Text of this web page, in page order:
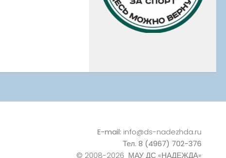
E-mail: info@ds-nadezhda.ru
Тел. 8 (4967) 702-376
© 2008-2026 МАУ ДС «НАДЕЖДА»